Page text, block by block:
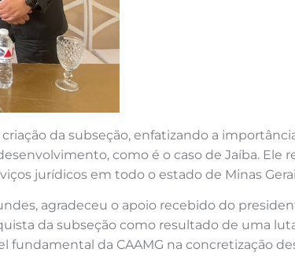
da subseção, enfatizando a
como é o caso de Jaíba. Ele
jurídicos em todo o estado de Minas
agradeceu o apoio recebido do
da subseção como resultado de uma
fundamental da CAAMG na concretização